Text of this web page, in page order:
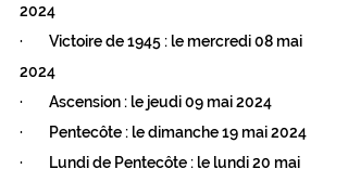
2024
·        Victoire de 1945 : le mercredi 08 mai
2024
·        Ascension : le jeudi 09 mai 2024
·        Pentecôte : le dimanche 19 mai 2024
·        Lundi de Pentecôte : le lundi 20 mai